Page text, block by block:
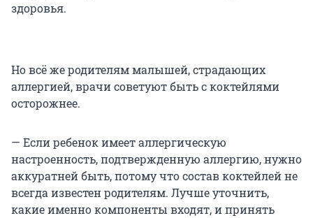
здоровья.
Но всё же родителям малышей, страдающих
аллергией, врачи советуют быть с коктейлями
осторожнее.
— Если ребенок имеет аллергическую
настроенность, подтвержденную аллергию, нужно
аккуратней быть, потому что состав коктейлей не
всегда известен родителям. Лучше уточнить,
какие именно компоненты входят, и принять